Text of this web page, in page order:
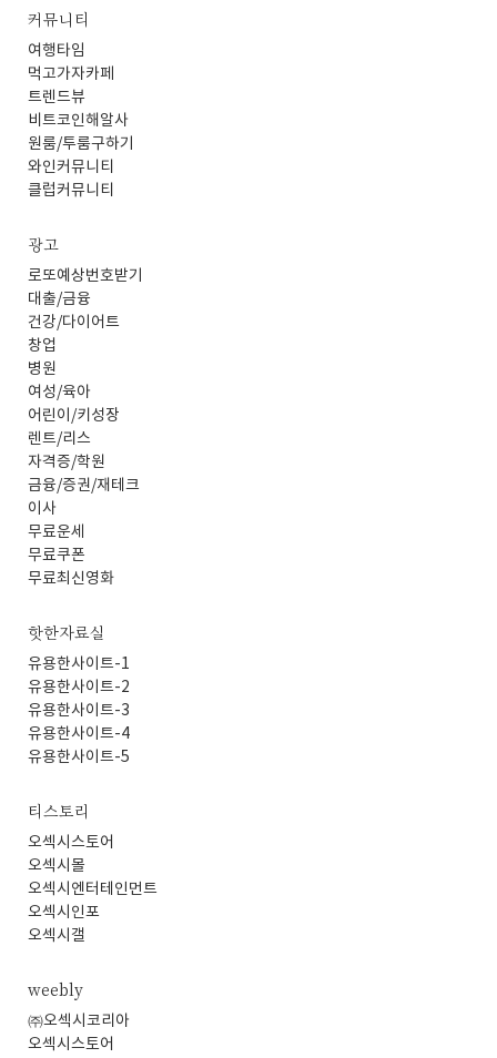
커뮤니티
여행타임
먹고가자카페
트렌드뷰
비트코인해알사
원룸/투룸구하기
와인커뮤니티
클럽커뮤니티
광고
로또예상번호받기
대출/금융
건강/다이어트
창업
병원
여성/육아
어린이/키성장
렌트/리스
자격증/학원
금융/증권/재테크
이사
무료운세
무료쿠폰
무료최신영화
핫한자료실
유용한사이트-1
유용한사이트-2
유용한사이트-3
유용한사이트-4
유용한사이트-5
티스토리
오섹시스토어
오섹시몰
오섹시엔터테인먼트
오섹시인포
오섹시갤
weebly
㈜오섹시코리아
오섹시스토어